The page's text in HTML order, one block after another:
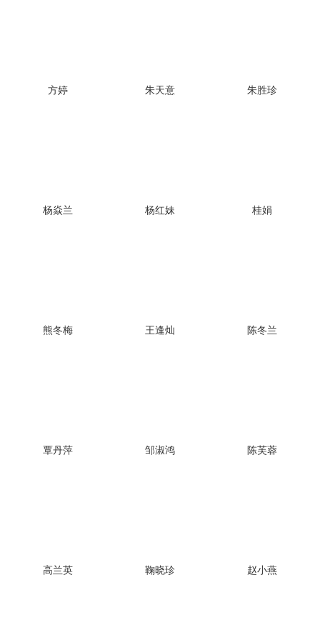
方婷 朱天意 朱胜珍
杨焱兰 杨红妹 桂娟
熊冬梅 王逢灿 陈冬兰
覃丹萍 邹淑鸿 陈芙蓉
高兰英 鞠晓珍 赵小燕